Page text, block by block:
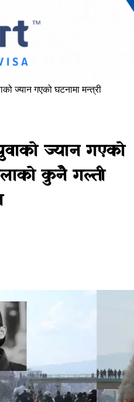
ज्यान गएको घटनामा मन्त्री
ज्यान गएको
कुनै गल्ती